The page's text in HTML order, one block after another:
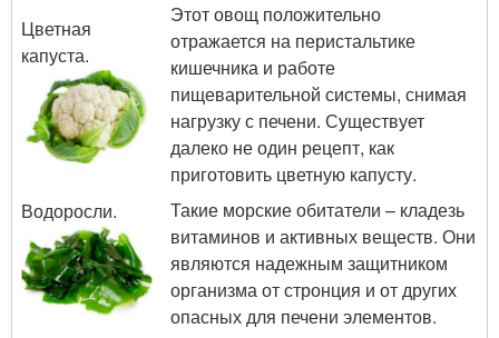
Цветная
капуста.
Этот овощ положительно
отражается на перистальтике
кишечника и работе
пищеварительной системы, снимая
нагрузку с печени. Существует
далеко не один рецепт, как
приготовить цветную капусту.
Водоросли.
Такие морские обитатели – кладезь
витаминов и активных веществ. Они
являются надежным защитником
организма от стронция и от других
опасных для печени элементов.